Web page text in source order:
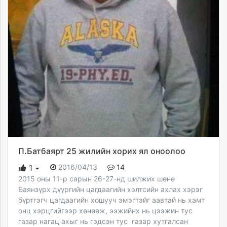
П.Батбаярт 25 жилийн хорих ял оноолоо
1
2016/04/13
14
2015 оны 11-р сарын 26-27-нд шилжих шөнө
Баянзүрх дүүргийн цагдаагийн хэлтсийн ахлах хэрэг
бүртгэгч цагдаагийн хошууч эмэгтэйг аавтай нь хамт
онц хэрцгийгээр хөнөөж, ээжийнх нь цээжин тус
газар нагац ахыг нь гэдсэн тус газар хутгалсан